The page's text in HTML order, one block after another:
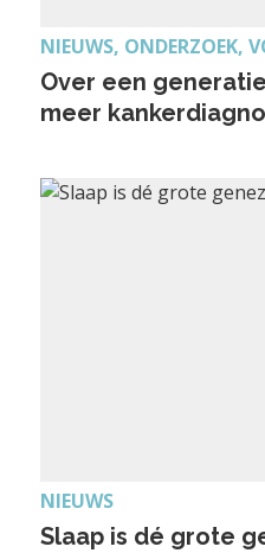
NIEUWS, ONDERZOEK,
Over een
meer
NIEUWS
Slaap is dé grote